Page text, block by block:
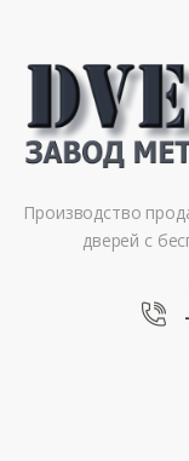
Производство
дверей с